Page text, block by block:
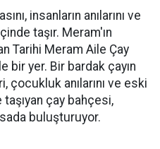
insanların anılarını ve
taşır. Meram'ın
Tarihi Meram Aile Çay
bir yer. Bir bardak çayın
çocukluk anılarını ve eski
taşıyan çay bahçesi,
buluşturuyor.